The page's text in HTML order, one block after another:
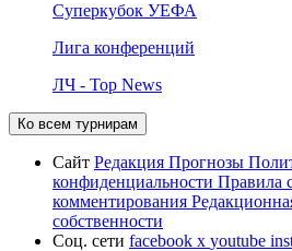
Суперкубок УЕФА
Лига конференций
ЛЧ - Top News
Ко всем турнирам
Сайт Редакция Прогнозы
конфиденциальности Правила
комментирования
собственности
Соц. сети facebook x youtube